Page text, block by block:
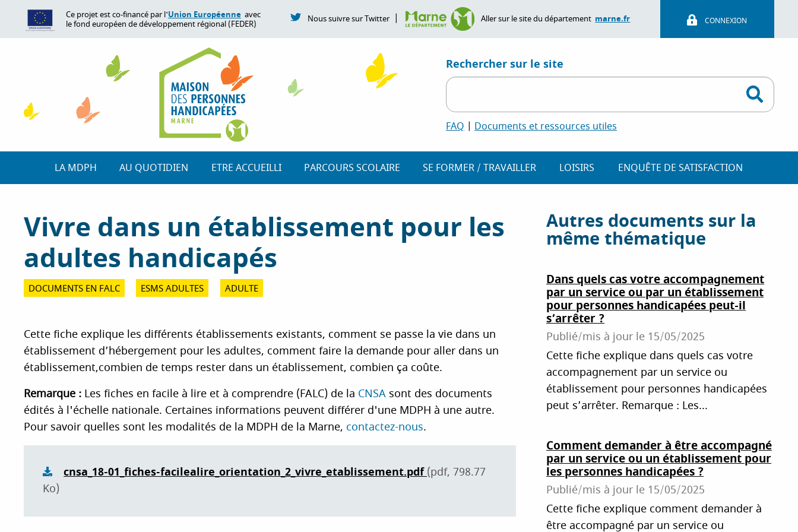
l
t
Ce projet est co-financé par l'Union Européenne avec
le fond européen de développement régional (FEDER)
Nous suivre sur Twitter | Aller sur le site du département marne.fr CONNEXION
Rechercher sur le site
FAQ Documents et ressources utiles
LA MDPH AU QUOTIDIEN ETRE ACCUEILLI PARCOURS SCOLAIRE SE FORMER / TRAVAILLER LOISIRS ENQUÊTE DE SATISFACTION
Vivre dans un établissement pour les
adultes handicapés
DOCUMENTS EN FALC ESMS ADULTES ADULTE
Cette fiche explique les différents établissements existants, comment se passe la vie dans un
établissement d’hébergement pour les adultes, comment faire la demande pour aller dans un
établissement,combien de temps rester dans un établissement, combien ça coûte.
Remarque : Les fiches en facile à lire et à comprendre (FALC) de la CNSA sont des documents
édités à l'échelle nationale. Certaines informations peuvent différer d'une MDPH à une autre.
Pour savoir quelles sont les modalités de la MDPH de la Marne, contactez-nous.
cnsa_18-01_fiches-facilealire_orientation_2_vivre_etablissement.pdf (pdf, 798.77
Ko)
Autres documents sur la
même thématique
Dans quels cas votre accompagnement
par un service ou par un établissement
pour personnes handicapées peut-il
s’arrêter ?
Publié/mis à jour le 15/05/2025
Cette fiche explique dans quels cas votre
accompagnement par un service ou
établissement pour personnes handicapées
peut s’arrêter. Remarque : Les...
Comment demander à être accompagné
par un service ou un établissement pour
les personnes handicapées ?
Publié/mis à jour le 15/05/2025
Cette fiche explique comment demander à
être accompagné par un service ou